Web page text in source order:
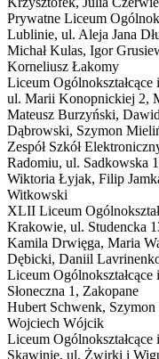
Prywatne Liceum
Lublinie, ul. Aleja Jana
Michał Kulas, Igor
Korneliusz Łakomy
Liceum
ul. Marii Konopnickiej 2,
Mateusz Burzyński,
Dąbrowski, Szymon
Zespół Szkół
Radomiu, ul. Sadkowska
Wiktoria Łyjak, Filip
Witkowski
XLII Liceum
Krakowie, ul. Studencka
Kamila Drwięga, Maria
Dębicki, Daniil
Liceum
Słoneczna 1, Zakopane
Hubert Schwenk,
Wojciech Wójcik
Liceum
Skawinie, ul. Żwirki i